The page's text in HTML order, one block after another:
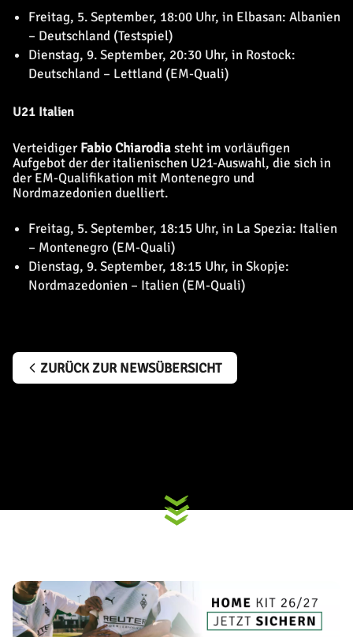
Freitag, 5. September, 18:00 Uhr, in Elbasan: Albanien
– Deutschland (Testspiel)
Dienstag, 9. September, 20:30 Uhr, in Rostock:
Deutschland – Lettland (EM-Quali)
U21 Italien
Verteidiger Fabio Chiarodiasteht im vorläufigen
Aufgebot der der italienischen U21-Auswahl, die sich in
der EM-Qualifikation mit Montenegro und
Nordmazedonien duelliert.
Freitag, 5. September, 18:15 Uhr, in La Spezia: Italien
– Montenegro (EM-Quali)
Dienstag, 9. September, 18:15 Uhr, in Skopje:
Nordmazedonien – Italien (EM-Quali)
ZURÜCK ZUR NEWSÜBERSICHT